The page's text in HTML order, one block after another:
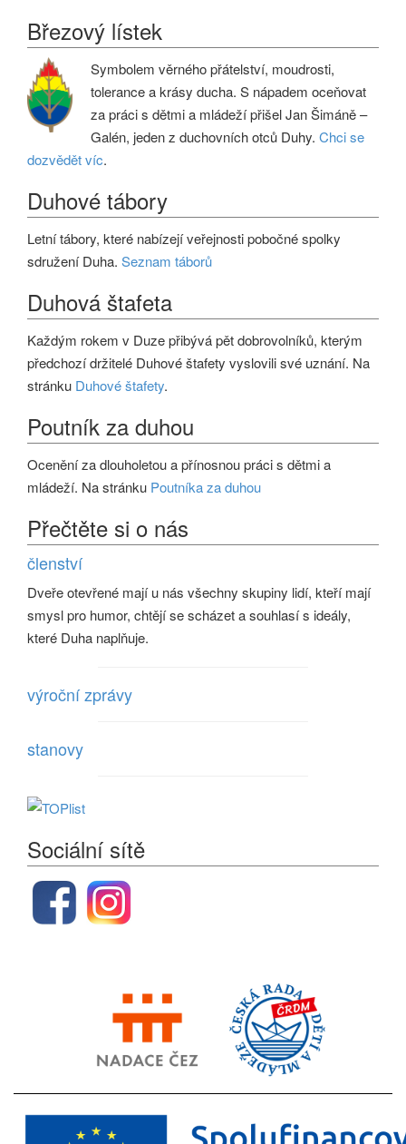
Březový lístek
Symbolem věrného přátelství, moudrosti,
tolerance a krásy ducha. S nápadem oceňovat
za práci s dětmi a mládeží přišel Jan Šimáně –
Galén, jeden z duchovních otců Duhy. Chci se
dozvědět víc.
Duhové tábory
Letní tábory, které nabízejí veřejnosti pobočné spolky
sdružení Duha. Seznam táborů
Duhová štafeta
Každým rokem v Duze přibývá pět dobrovolníků, kterým
předchozí držitelé Duhové štafety vyslovili své uznání. Na
stránku Duhové štafety.
Poutník za duhou
Ocenění za dlouholetou a přínosnou práci s dětmi a
mládeží. Na stránku Poutníka za duhou
Přečtěte si o nás
členství
Dveře otevřené mají u nás všechny skupiny lidí, kteří mají
smysl pro humor, chtějí se scházet a souhlasí s ideály,
které Duha naplňuje.
výroční zprávy
stanovy
Sociální sítě